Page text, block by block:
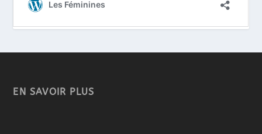
EN SAVOIR PLUS